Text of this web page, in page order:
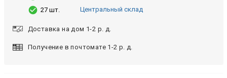
27 шт.
Центральный склад
Доставка на дом 1-2 р. д.
Получение в почтомате 1-2 р. д.